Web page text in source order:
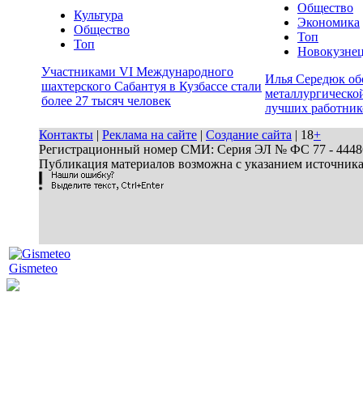
Культура
Общество
Топ
Участниками VI Международного
шахтерского Сабантуя в Кузбассе стали
более 27 тысяч человек
Общество
Экономика
Топ
Илья Середюк
лучших
Контакты | Реклама на сайте | Создание сайта | 18+
Регистрационный номер СМИ: Серия ЭЛ № ФС 77 - 44486
Публикация материалов возможна с указанием
Gismeteo